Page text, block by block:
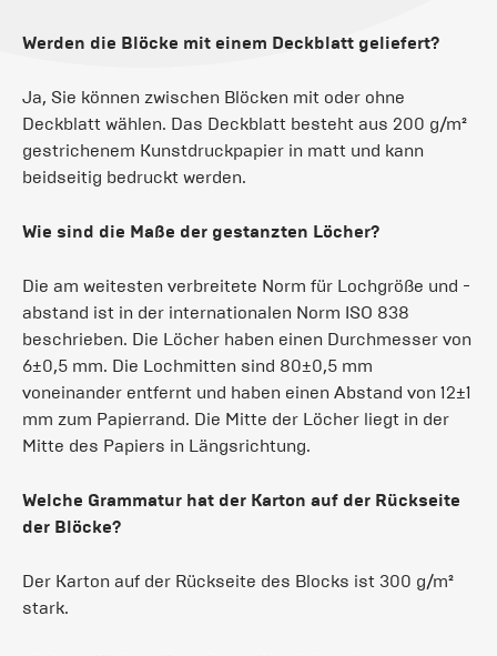
Werden die Blöcke mit einem Deckblatt geliefert?
Ja, Sie können zwischen Blöcken mit oder ohne
Deckblatt wählen. Das Deckblatt besteht aus 200 g/m²
gestrichenem Kunstdruckpapier in matt und kann
beidseitig bedruckt werden.
Wie sind die Maße der gestanzten Löcher?
Die am weitesten verbreitete Norm für Lochgröße und -
abstand ist in der internationalen Norm ISO 838
beschrieben. Die Löcher haben einen Durchmesser von
6±0,5 mm. Die Lochmitten sind 80±0,5 mm
voneinander entfernt und haben einen Abstand von 12±1
mm zum Papierrand. Die Mitte der Löcher liegt in der
Mitte des Papiers in Längsrichtung.
Welche Grammatur hat der Karton auf der Rückseite
der Blöcke?
Der Karton auf der Rückseite des Blocks ist 300 g/m²
stark.